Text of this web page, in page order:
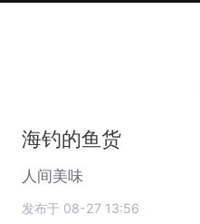
海钓的鱼货
人间美味
发布于 08-27 13:56